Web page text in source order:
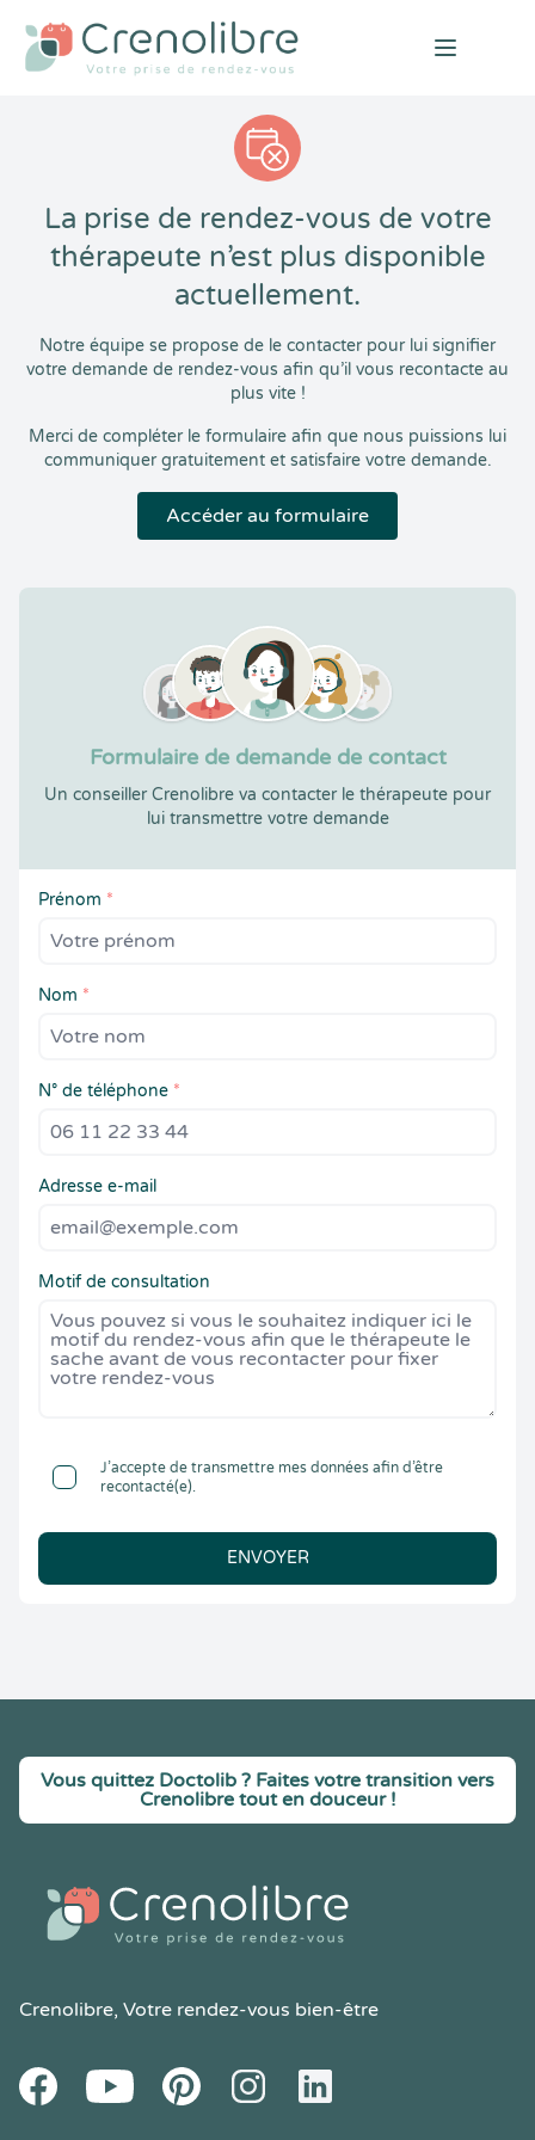
Open
La prise de rendez-vous de votre
thérapeute n’est plus disponible
actuellement.
Notre équipe se propose de le contacter pour lui signifier
votre demande de rendez-vous afin qu’il vous recontacte au
plus vite !
Merci de compléter le formulaire afin que nous puissions lui
communiquer gratuitement et satisfaire votre demande.
Accéder au formulaire
Formulaire de demande de contact
Un conseiller Crenolibre va contacter le thérapeute pour
lui transmettre votre demande
Prénom *
Nom *
N° de téléphone *
Adresse e-mail
Motif de consultation
J’accepte de transmettre mes données afin d’être
recontacté(e).
ENVOYER
Vous quittez Doctolib ? Faites votre transition vers
Crenolibre tout en douceur !
Crenolibre, Votre rendez-vous bien-être
FacebookYoutube PinteresetInstagramLinkedIn